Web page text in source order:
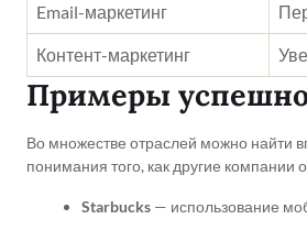
Email-маркетинг
Контент-маркетинг
Примеры
Во множестве отраслей можно найти
понимания того, как другие
Starbucks — использование